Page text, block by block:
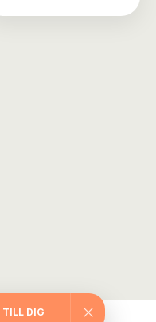
TILL DIG